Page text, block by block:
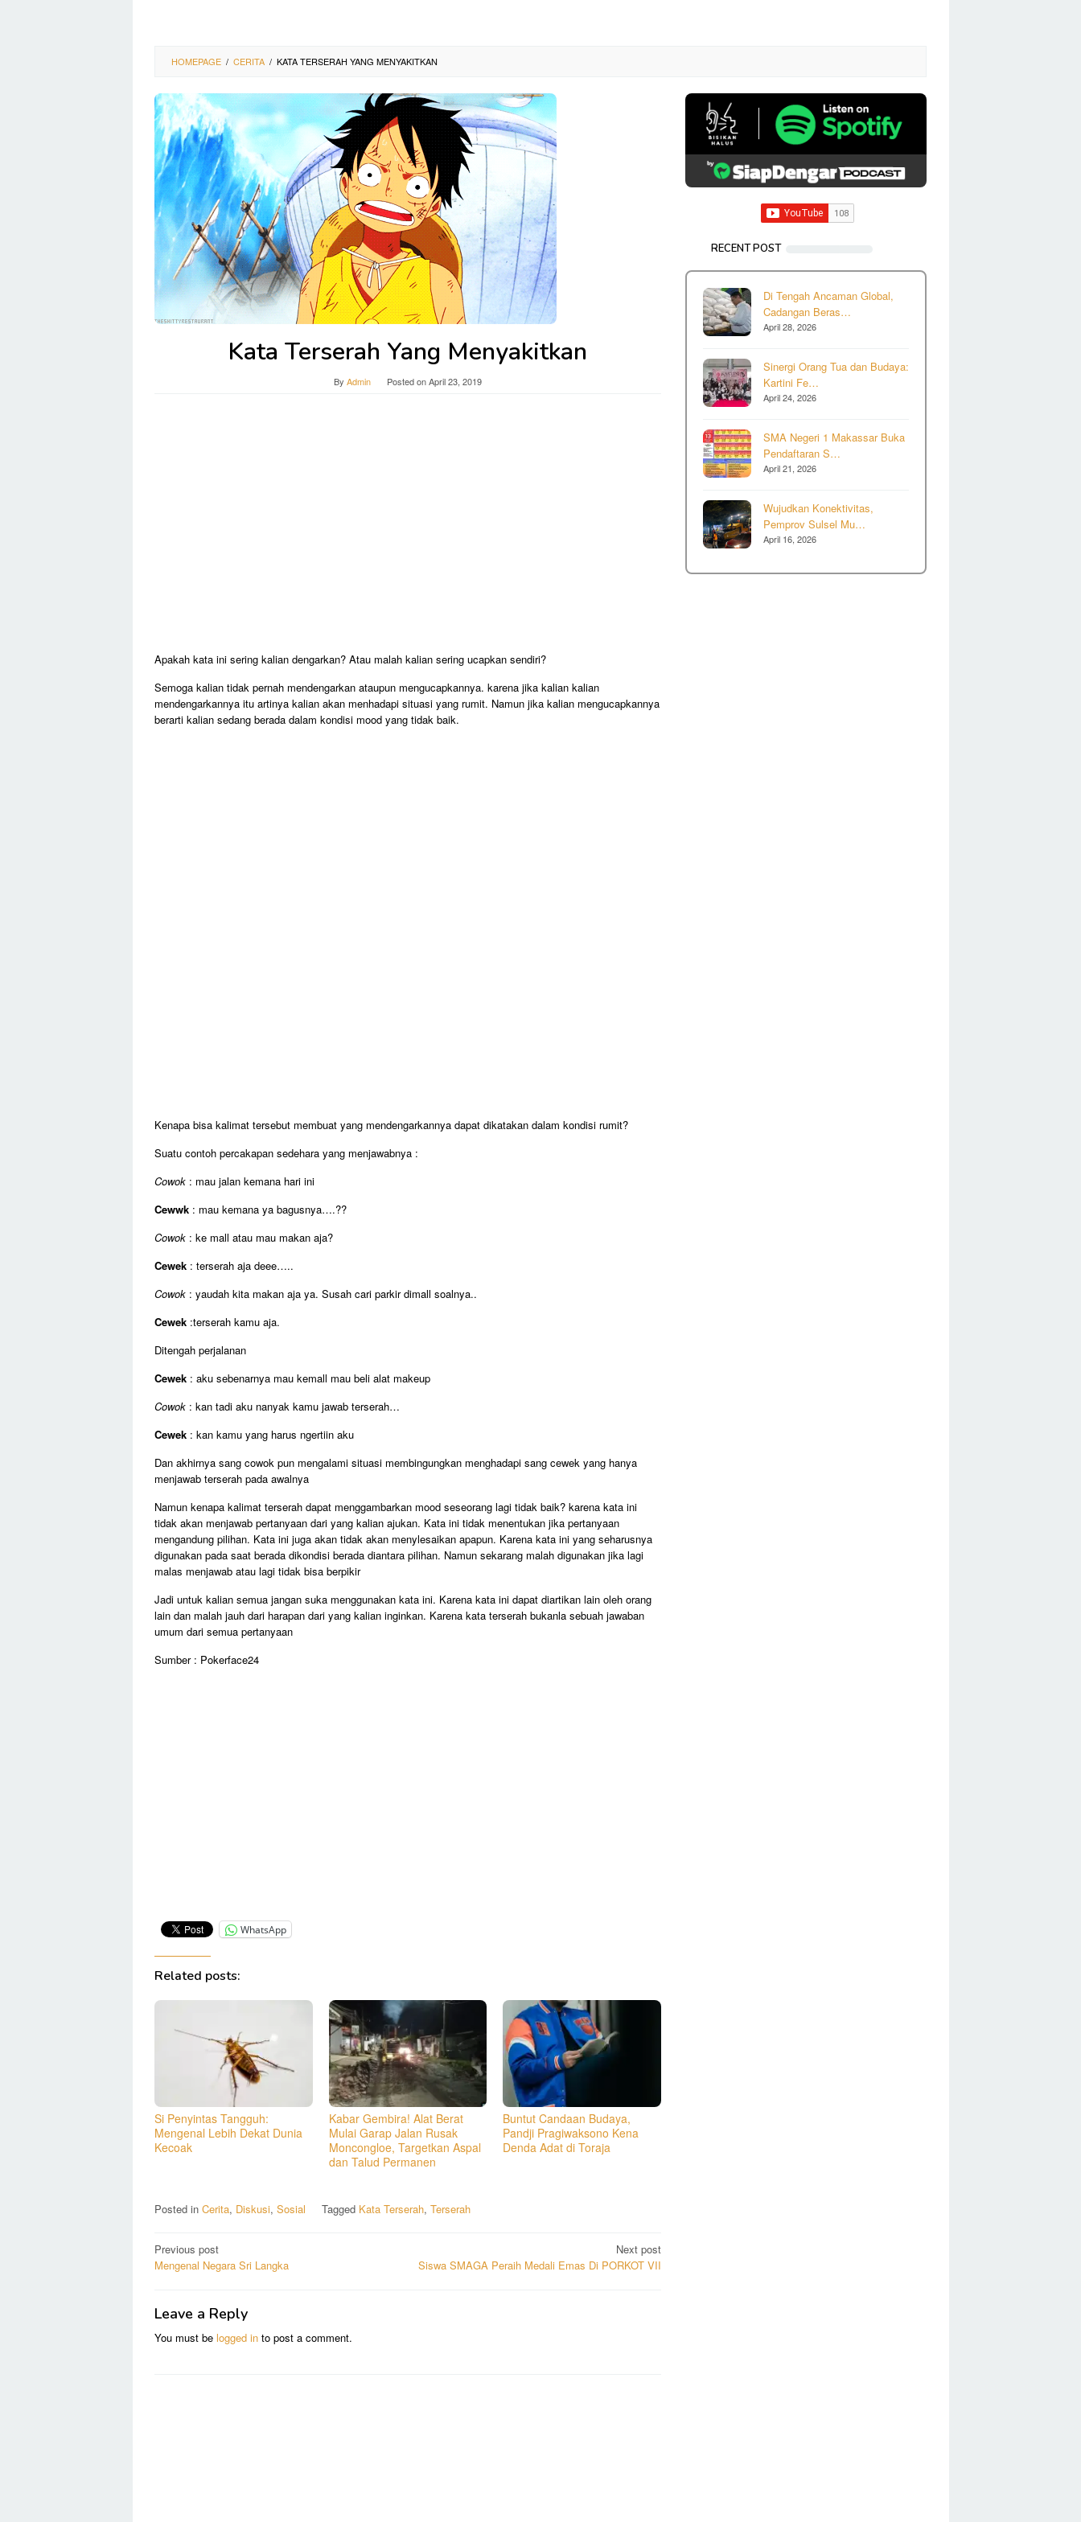
HOMEPAGE / CERITA / KATA TERSERAH YANG MENYAKITKAN
Kata Terserah Yang Menyakitkan
By Admin Posted onApril 23, 2019
Apakah kata ini sering kalian dengarkan? Atau malah kalian sering ucapkan sendiri?
Semoga kalian tidak pernah mendengarkan ataupun mengucapkannya. karena jika kalian kalian
mendengarkannya itu artinya kalian akan menhadapi situasi yang rumit. Namun jika kalian mengucapkannya
berarti kalian sedang berada dalam kondisi mood yang tidak baik.
Kenapa bisa kalimat tersebut membuat yang mendengarkannya dapat dikatakan dalam kondisi rumit?
Suatu contoh percakapan sedehara yang menjawabnya :
Cowok : mau jalan kemana hari ini
Cewwk : mau kemana ya bagusnya….??
Cowok : ke mall atau mau makan aja?
Cewek : terserah aja deee…..
Cowok : yaudah kita makan aja ya. Susah cari parkir dimall soalnya..
Cewek :terserah kamu aja.
Ditengah perjalanan
Cewek : aku sebenarnya mau kemall mau beli alat makeup
Cowok : kan tadi aku nanyak kamu jawab terserah…
Cewek : kan kamu yang harus ngertiin aku
Dan akhirnya sang cowok pun mengalami situasi membingungkan menghadapi sang cewek yang hanya
menjawab terserah pada awalnya
Namun kenapa kalimat terserah dapat menggambarkan mood seseorang lagi tidak baik? karena kata ini
tidak akan menjawab pertanyaan dari yang kalian ajukan. Kata ini tidak menentukan jika pertanyaan
mengandung pilihan. Kata ini juga akan tidak akan menylesaikan apapun. Karena kata ini yang seharusnya
digunakan pada saat berada dikondisi berada diantara pilihan. Namun sekarang malah digunakan jika lagi
malas menjawab atau lagi tidak bisa berpikir
Jadi untuk kalian semua jangan suka menggunakan kata ini. Karena kata ini dapat diartikan lain oleh orang
lain dan malah jauh dari harapan dari yang kalian inginkan. Karena kata terserah bukanla sebuah jawaban
umum dari semua pertanyaan
Sumber : Pokerface24
WhatsApp
Related posts:
Si Penyintas Tangguh:
Mengenal Lebih Dekat Dunia
Kecoak
Kabar Gembira! Alat Berat
Mulai Garap Jalan Rusak
Moncongloe, Targetkan Aspal
dan Talud Permanen
Buntut Candaan Budaya,
Pandji Pragiwaksono Kena
Denda Adat di Toraja
Posted in Cerita, Diskusi, Sosial Tagged Kata Terserah, Terserah
Post
navigation
Previous post
Mengenal Negara Sri Langka
Next post
Siswa SMAGA Peraih Medali Emas Di PORKOT VII
Leave a Reply
You must be logged in to post a comment.
RECENT POST
Di Tengah Ancaman Global,
Cadangan Beras…
April 28, 2026
Sinergi Orang Tua dan Budaya:
Kartini Fe…
April 24, 2026
SMA Negeri 1 Makassar Buka
Pendaftaran S…
April 21, 2026
Wujudkan Konektivitas,
Pemprov Sulsel Mu…
April 16, 2026